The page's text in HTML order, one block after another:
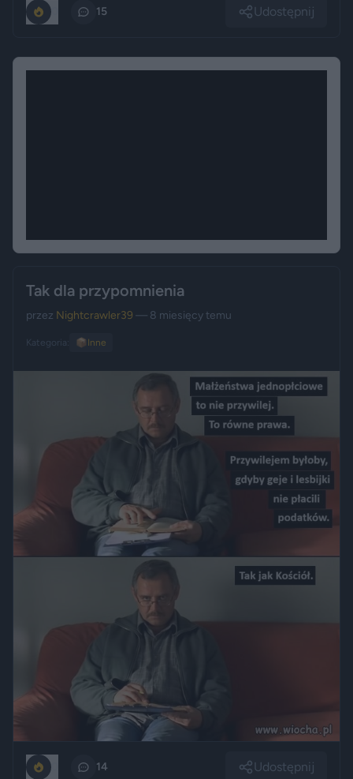
15 Udostępnij
Tak dla przypomnienia
przez Nightcrawler39 — 8 miesięcy temu
Kategoria: 📦 Inne
14 Udostępnij